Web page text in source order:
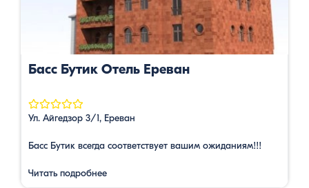
Басс Бутик Отель Ереван
Ул. Айгедзор 3/1, Ереван
Басс Бутик всегда соответствует вашим ожиданиям!!!
Читать подробнее